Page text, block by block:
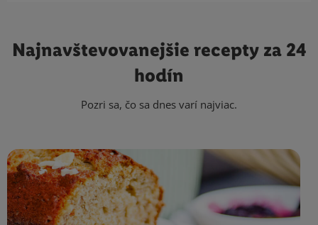
Najnavštevovanejšie recepty za 24
hodín
Pozri sa, čo sa dnes varí najviac.